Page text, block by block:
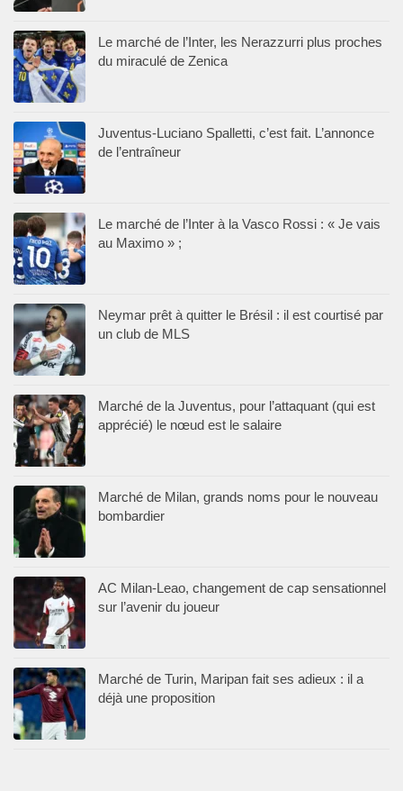
Le marché de l’Inter, les Nerazzurri plus proches
du miraculé de Zenica
Juventus-Luciano Spalletti, c’est fait. L’annonce
de l’entraîneur
Le marché de l’Inter à la Vasco Rossi : « Je vais
au Maximo » ;
Neymar prêt à quitter le Brésil : il est courtisé par
un club de MLS
Marché de la Juventus, pour l’attaquant (qui est
apprécié) le nœud est le salaire
Marché de Milan, grands noms pour le nouveau
bombardier
AC Milan-Leao, changement de cap sensationnel
sur l’avenir du joueur
Marché de Turin, Maripan fait ses adieux : il a
déjà une proposition